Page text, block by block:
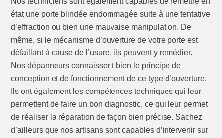
état une porte blindée endommagée suite à une tentative
d’effraction ou bien une mauvaise manipulation. De
même, si le mécanisme d’ouverture de votre porte est
défaillant à cause de l’usure, ils peuvent y remédier.
Nos dépanneurs connaissent bien le principe de
conception et de fonctionnement de ce type d’ouverture.
Ils ont également les compétences techniques qui leur
permettent de faire un bon diagnostic, ce qui leur permet
de réaliser la réparation de façon bien précise. Sachez
d’ailleurs que nos artisans sont capables d’intervenir sur